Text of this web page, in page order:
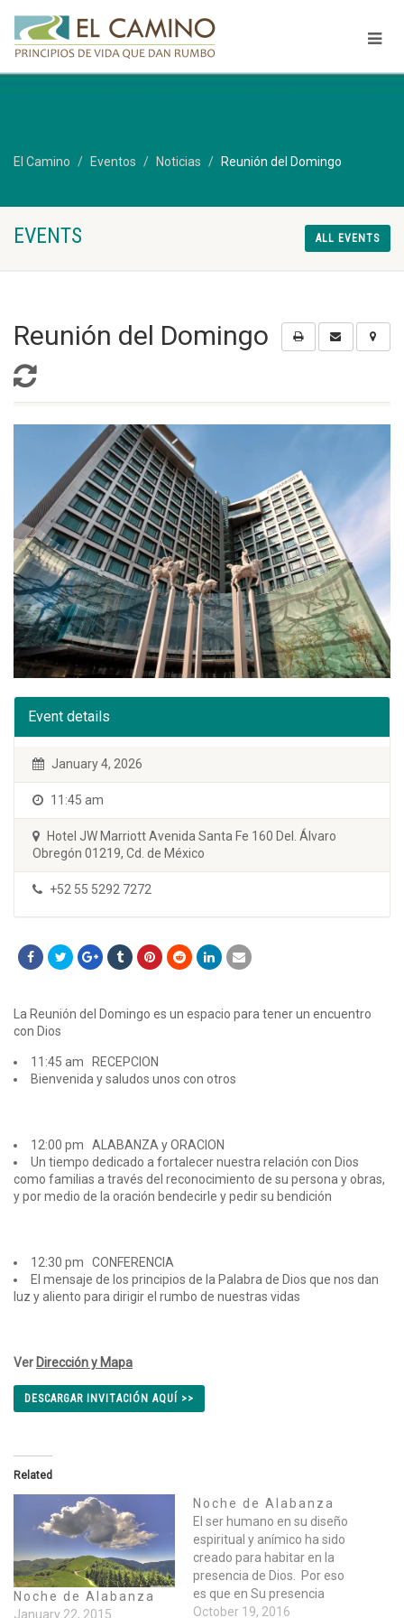
El Camino Eventos Noticias Reunión del Domingo
EVENTS ALL EVENTS
Reunión del Domingo
Event details
January 4, 2026
11:45 am
Hotel JW Marriott Avenida Santa Fe 160 Del. Álvaro
Obregón 01219, Cd. de México
+52 55 5292 7272
La Reunión del Domingo es un espacio para tener un encuentro
con Dios
11:45 am RECEPCION
Bienvenida y saludos unos con otros
12:00 pm ALABANZA y ORACION
Un tiempo dedicado a fortalecer nuestra relación con Dios
como familias a través del reconocimiento de su persona y obras,
y por medio de la oración bendecirle y pedir su bendición
12:30 pm CONFERENCIA
El mensaje de los principios de la Palabra de Dios que nos dan
luz y aliento para dirigir el rumbo de nuestras vidas
Ver Dirección y Mapa
DESCARGAR INVITACIÓN AQUÍ >>
Related
Noche de Alabanza
January 22, 2015
Noche de Alabanza
El ser humano en su diseño
espiritual y anímico ha sido
creado para habitar en la
presencia de Dios. Por eso
es que en Su presencia
somos nutridos de
October 19, 2016